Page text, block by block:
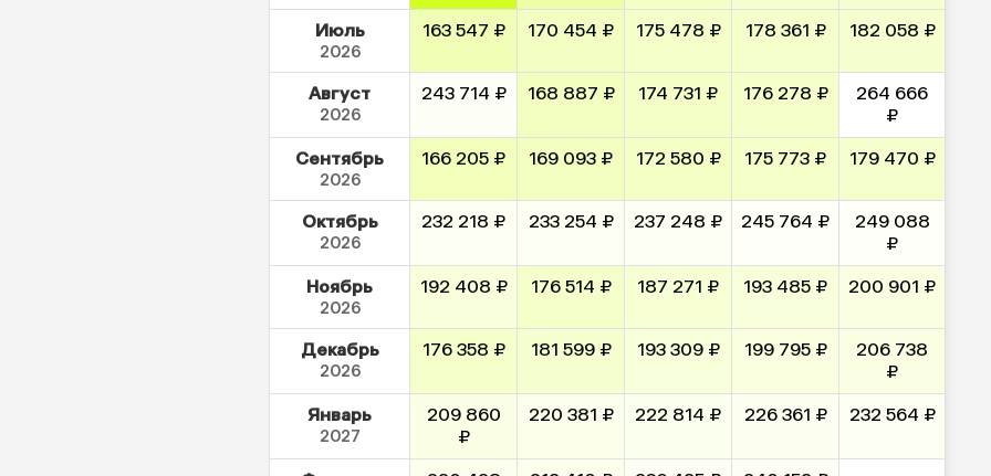
Июль
2026
163 547 ₽ 170 454 ₽ 175 478 ₽ 178 361 ₽ 182 058 ₽
Август
2026
243 714 ₽ 168 887 ₽ 174 731 ₽ 176 278 ₽
264 666
₽
Сентябрь
2026
166 205 ₽ 169 093 ₽ 172 580 ₽ 175 773 ₽ 179 470 ₽
Октябрь
2026
232 218 ₽ 233 254 ₽ 237 248 ₽ 245 764 ₽
249 088
₽
Ноябрь
2026
192 408 ₽ 176 514 ₽ 187 271 ₽ 193 485 ₽ 200 901 ₽
Декабрь
2026
176 358 ₽ 181 599 ₽ 193 309 ₽ 199 795 ₽
206 738
₽
Январь
2027
209 860
₽
220 381 ₽ 222 814 ₽ 226 361 ₽ 232 564 ₽